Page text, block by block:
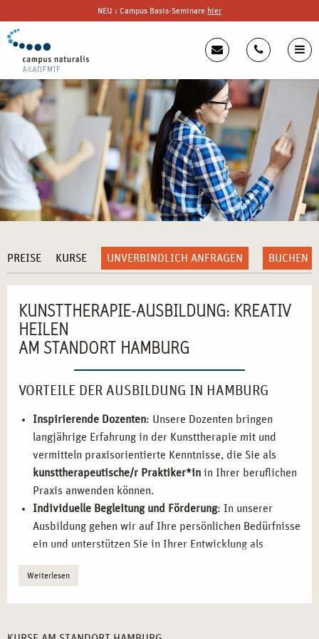
NEU : Campus Basis-Seminare hier
PREISE KURSE UNVERBINDLICH ANFRAGEN BUCHEN
KUNSTTHERAPIE-AUSBILDUNG: KREATIV
HEILEN
AM STANDORT HAMBURG
VORTEILE DER AUSBILDUNG IN HAMBURG
Inspirierende Dozenten: Unsere Dozenten bringen
langjährige Erfahrung in der Kunsttherapie mit und
vermitteln praxisorientierte Kenntnisse, die Sie als
kunsttherapeutische/r Praktiker*in in Ihrer beruflichen
Praxis anwenden können.
Individuelle Begleitung und Förderung: In unserer
Ausbildung gehen wir auf Ihre persönlichen Bedürfnisse
ein und unterstützen Sie in Ihrer Entwicklung als
Flexible Ausbildungsstruktur
Anwendung des Gelernten: Sie haben die Möglichkeit,
Weiterlesen